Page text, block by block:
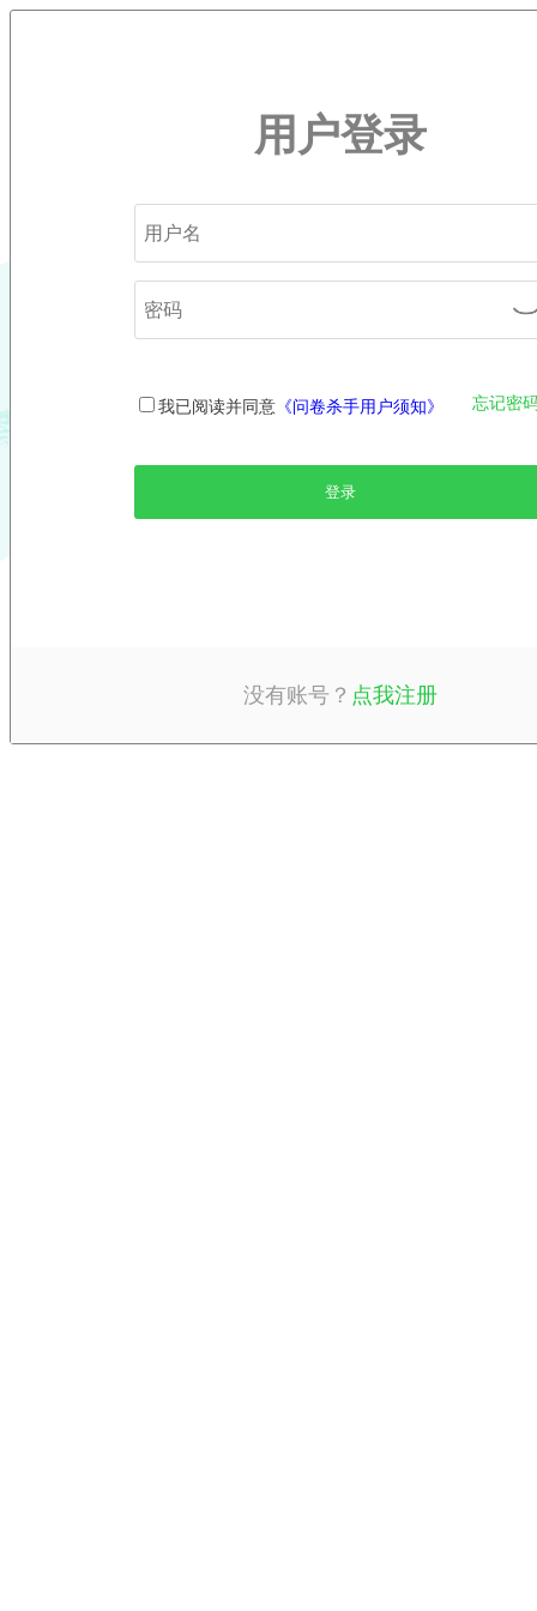
用户登录
我已阅读并同意 《问卷杀手用户须知》 忘记密
没有账号？ 点我注册